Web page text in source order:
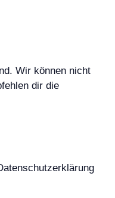
Wir können nicht
dir die